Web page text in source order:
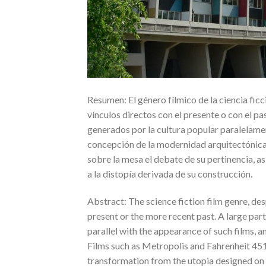
Resumen: El género fílmico de la ciencia
vínculos directos con el presente o con el
generados por la cultura popular
concepción de la modernidad
sobre la mesa el debate de su pertinencia,
a la distopía derivada de su construcción.
Abstract: The science fiction film genre,
present or the more recent past. A large
parallel with the appearance of such films,
Films such as Metropolis and Fahrenheit
transformation from the utopia designed